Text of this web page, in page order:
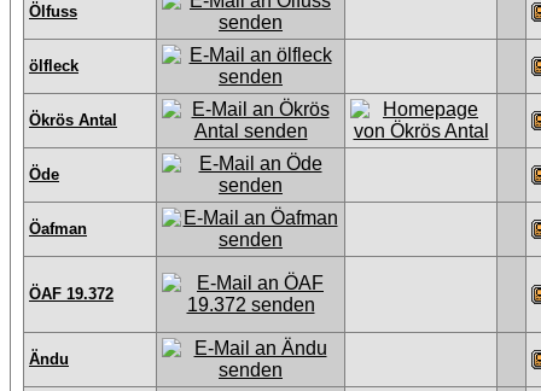
Ölfuss
ölfleck
Ökrös Antal
Öde
Öafman
ÖAF 19.372
Ändu